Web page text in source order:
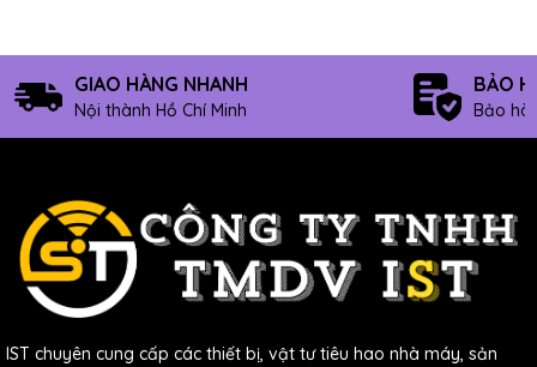
3 pha VOLT-19N Multispan
GIAO HÀNG NHANH
Nội thành Hồ Chí Minh
BẢO
Bảo
IST chuyên cung cấp các thiết bị, vật tư tiêu hao nhà máy, sản